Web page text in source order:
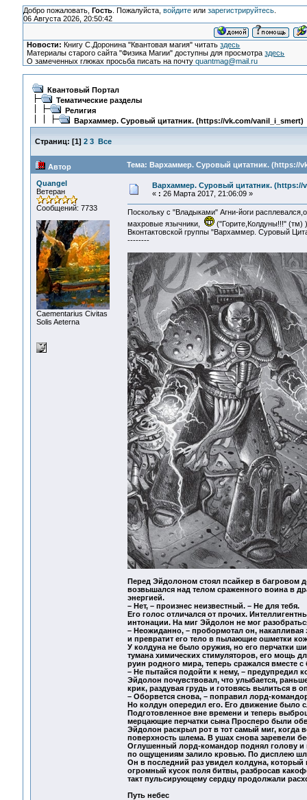
Добро пожаловать, Гость. Пожалуйста, войдитеили зарегистрируйтесь.
06 Августа 2026, 20:50:42
Новости: Книгу С.Доронина "Квантовая магия" читатьздесь
Материалы старого сайта "Физика Магии" доступны для просмотраздесь
О замеченных глюках просьба писать на почтуquantmag@mail.ru
Квантовый Портал
Тематические разделы
Религия
Вархаммер. Суровый цитатник. (https://vk.com/vanil_i_smert)
Страниц: [1] 2 3 Все
Автор Тема: Вархаммер. Суровый цитатник. (https://
Quangel
Ветеран
Сообщений: 7733
Сaementarius Civitas
Solis Aeterna
Вархаммер. Суровый цитатник. (https://
« : 26 Марта 2017, 21:06:09 »
Поскольку с "Владыками" Агни-йоги
махровые язычники,
("Горите,Колдуны!!!" (тм)
Вконтактовской группы "Вархаммер. Суровый
--------
Перед Эйдолоном стоял псайкер в багровом
возвышался над телом сраженного воина в
энергией.
– Нет, – произнес неизвестный. – Не для тебя.
Его голос отличался от прочих.
интонации. На миг Эйдолон не мог
– Неожиданно, – пробормотал он,
и превратит его тело в пылающие ошметки
У колдуна не было оружия, но его перчатки
тумана химических стимуляторов, его мощь
руин родного мира, теперь сражался вместе
– Не пытайся подойти к нему, – предупредил
Эйдолон почувствовал, что улыбается,
крик, раздувая грудь и готовясь вылиться в
– Оборвется снова, – поправил лорд-
Но колдун опередил его. Его движение было
Подготовленное вне времени и теперь
мерцающие перчатки сына Просперо были
Эйдолон раскрыл рот в тот самый миг, когда
поверхность шлема. В ушах снова заревели
Оглушенный лорд-командор поднял голову и
по ощущениям залило кровью. По дисплею
Он в последний раз увидел колдуна, который
огромный кусок поля битвы, разбросав
такт пульсирующему сердцу продолжали
Путь небес